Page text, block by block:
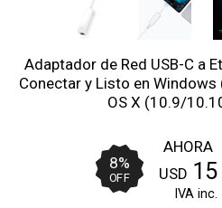
Adaptador de Red USB-C a
Conectar y Listo en
OS X (10.9/
8%
OFF
AHORA
USD 15
IVA inc.